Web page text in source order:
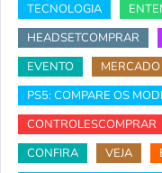
TECNOLOGIA
HEADSETCOMPRAR
EVENTO
MERCADO
PS5: COMPARE OS
CONTROLESCOMPRAR
CONFIRA
VEJA